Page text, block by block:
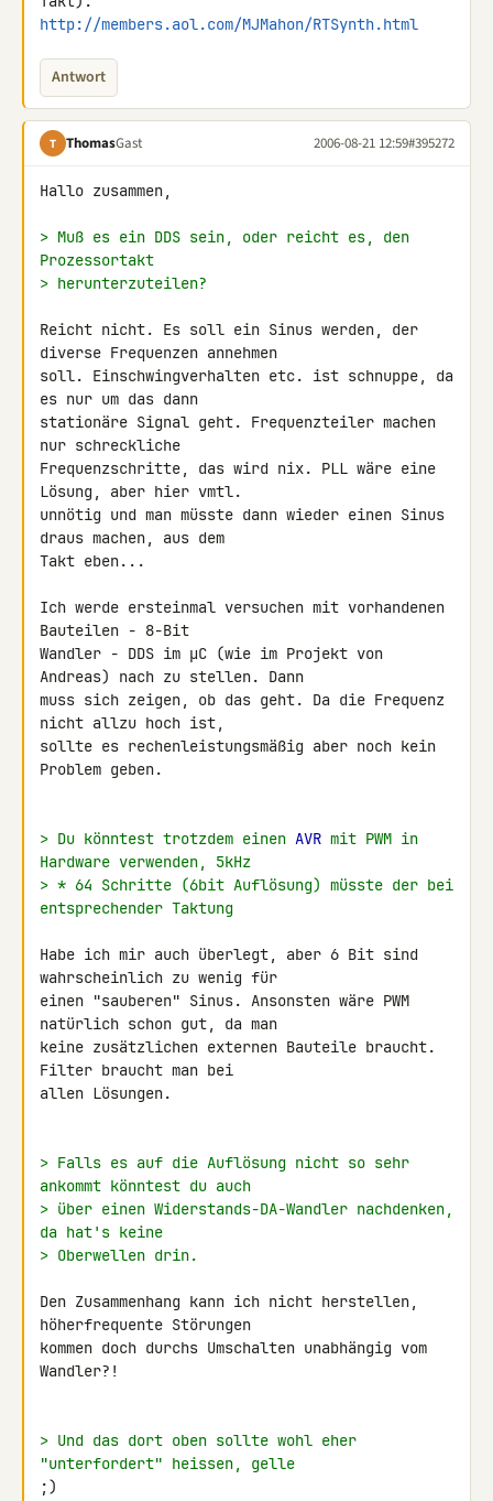
http://members.aol.com/MJMahon/RTSynth.html
Antwort
T ThomasGast 2006-08-21 12:59#395272
Hallo zusammen,
> Muß es ein DDS sein, oder reicht es, den
Prozessortakt
> herunterzuteilen?
Reicht nicht. Es soll ein Sinus werden, der
diverse Frequenzen annehmen
soll. Einschwingverhalten etc. ist schnuppe, da
es nur um das dann
stationäre Signal geht. Frequenzteiler machen
nur schreckliche
Frequenzschritte, das wird nix. PLL wäre eine
Lösung, aber hier vmtl.
unnötig und man müsste dann wieder einen Sinus
draus machen, aus dem
Takt eben...
Ich werde ersteinmal versuchen mit vorhandenen
Bauteilen - 8-Bit
Wandler - DDS im µC (wie im Projekt von
Andreas) nach zu stellen. Dann
muss sich zeigen, ob das geht. Da die Frequenz
nicht allzu hoch ist,
sollte es rechenleistungsmäßig aber noch kein
Problem geben.
> Du könntest trotzdem einen AVR mit PWM in
Hardware verwenden, 5kHz
> * 64 Schritte (6bit Auflösung) müsste der bei
entsprechender Taktung
Habe ich mir auch überlegt, aber 6 Bit sind
wahrscheinlich zu wenig für
einen "sauberen" Sinus. Ansonsten wäre PWM
natürlich schon gut, da man
keine zusätzlichen externen Bauteile braucht.
Filter braucht man bei
allen Lösungen.
> Falls es auf die Auflösung nicht so sehr
ankommt könntest du auch
> über einen Widerstands-DA-Wandler nachdenken,
da hat's keine
> Oberwellen drin.
Den Zusammenhang kann ich nicht herstellen,
höherfrequente Störungen
kommen doch durchs Umschalten unabhängig vom
Wandler?!
> Und das dort oben sollte wohl eher
"unterfordert" heissen, gelle
;)